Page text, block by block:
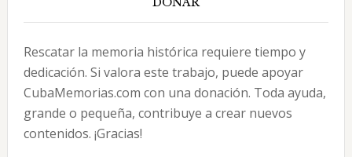
Rescatar la memoria histórica requiere tiempo y
dedicación. Si valora este trabajo, puede apoyar
CubaMemorias.com con una donación. Toda ayuda,
grande o pequeña, contribuye a crear nuevos
contenidos. ¡Gracias!